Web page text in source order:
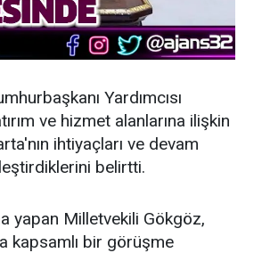
Yardımcısı
ve hizmet alanlarına ilişkin
ihtiyaçları ve devam
belirtti.
yapan Milletvekili Gökgöz,
kapsamlı bir görüşme